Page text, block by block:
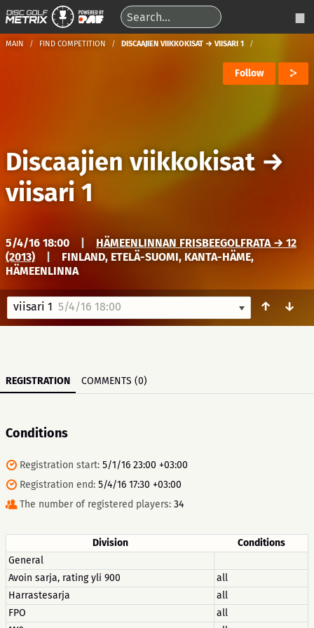
MAIN FIND COMPETITION DISCAAJIEN VIIKKOKISAT → VIISARI 1
Follow
Discaajien viikkokisat →
viisari 1
5/4/16 18:00
HÄMEENLINNAN FRISBEEGOLFRATA → 12
(2013)
FINLAND, ETELÄ-SUOMI, KANTA-HÄME,
HÄMEENLINNA
viisari 1 5/4/16 18:00 ↑ ↓
REGISTRATION COMMENTS (0)
Conditions
Registration start: 5/1/16 23:00 +03:00
Registration end: 5/4/16 17:30 +03:00
The number of registered players: 34
Division
Conditions
General
Avoin sarja, rating yli 900
all
Harrastesarja
all
FPO
all